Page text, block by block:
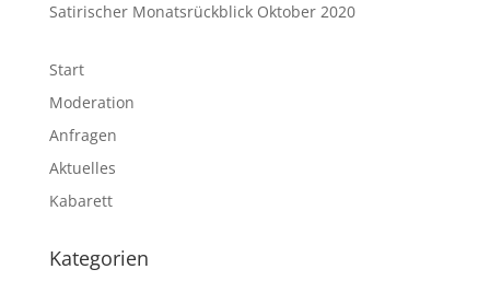
Satirischer Monatsrückblick Oktober 2020
Start
Moderation
Anfragen
Aktuelles
Kabarett
Kategorien